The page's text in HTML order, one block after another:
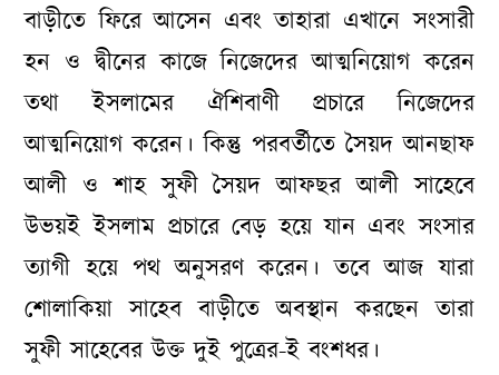
বাড়ীতে ফিরে আসেন এবং তাহারা এখানে সংসারী
হন ও দ্বীনের কাজে নিজেদের আত্মনিয়োগ করেন
তথা ইসলামের ঐশিবাণী প্রচারে নিজেদের
আত্মনিয়োগ করেন। কিন্তু পরবর্তীতে সৈয়দ আনছাফ
আলী ও শাহ সুফী সৈয়দ আফছর আলী সাহেবে
উভয়ই ইসলাম প্রচারে বেড় হয়ে যান এবং সংসার
ত্যাগী হয়ে পথ অনুসরণ করেন। তবে আজ যারা
শোলাকিয়া সাহেব বাড়ীতে অবস্থান করছেন তারা
সুফী সাহেবের উক্ত দুই পুত্রের-ই বংশধর।